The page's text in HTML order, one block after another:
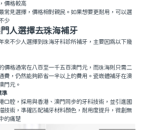
價格較高
常見選擇，價格相對親民。如果想要更耐用，可以選
少
人選擇去珠海補牙
來不少人選擇到珠海牙科診所補牙，主要因為以下幾
價格通常在八百至一千五百澳門元，而珠海則只需二
費，仍然能夠節省一半以上的費用。瓷嵌體補牙在澳
門元。
準
口腔，採用與香港、澳門同步的牙科技術，並引進國
技術，準確匹配補牙材料顏色，耐用度提升，微創無
的痛楚